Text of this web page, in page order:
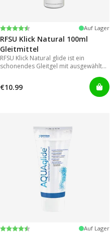
Bewertung:
4.4 von 5 Sternen Auf Lager
RFSU Klick Natural 100ml
Gleitmittel
RFSU Klick Natural glide ist ein
schonendes Gleitgel mit ausgewählten
€10.99
Bewertung:
4.2 von 5 Sternen Auf Lager